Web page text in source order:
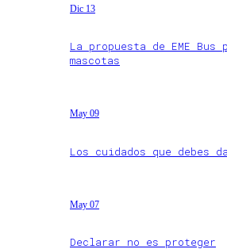
Dic 13
La propuesta de EME
mascotas
May 09
Los cuidados que debes
May 07
Declarar no es proteger